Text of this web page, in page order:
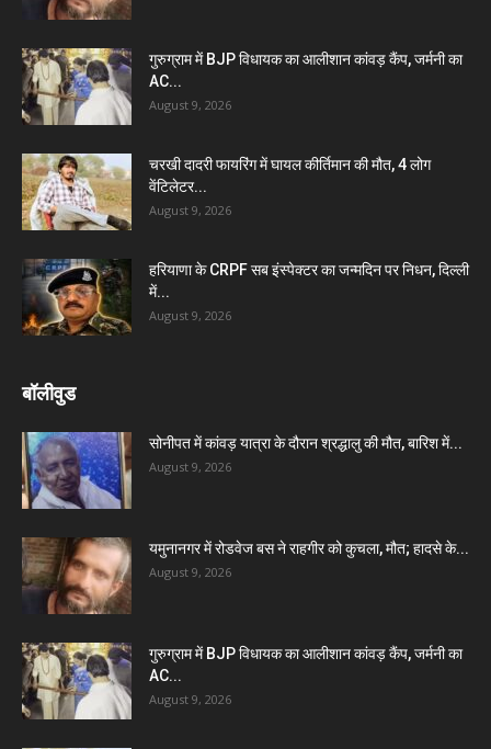
गुरुग्राम में BJP विधायक का आलीशान कांवड़ कैंप, जर्मनी का
AC...
August 9, 2026
चरखी दादरी फायरिंग में घायल कीर्तिमान की मौत, 4 लोग
वेंटिलेटर...
August 9, 2026
हरियाणा के CRPF सब इंस्पेक्टर का जन्मदिन पर निधन, दिल्ली
में...
August 9, 2026
बॉलीवुड
सोनीपत में कांवड़ यात्रा के दौरान श्रद्धालु की मौत, बारिश में...
August 9, 2026
यमुनानगर में रोडवेज बस ने राहगीर को कुचला, मौत; हादसे के...
August 9, 2026
गुरुग्राम में BJP विधायक का आलीशान कांवड़ कैंप, जर्मनी का
AC...
August 9, 2026